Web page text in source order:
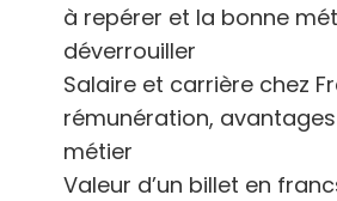
à repérer et la bonne
déverrouiller
Salaire et carrière chez
rémunération,
métier
Valeur d’un billet en